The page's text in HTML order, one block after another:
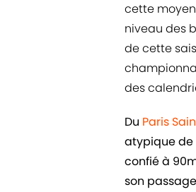
cette
niveau des
de cette
des
Du Paris
atypique de
confié à
son